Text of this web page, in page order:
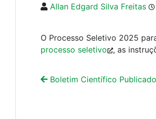
Allan Edgard Silva Freitas
O Processo Seletivo 2025
processo seletivo
, as
Boletim Científico Publicado